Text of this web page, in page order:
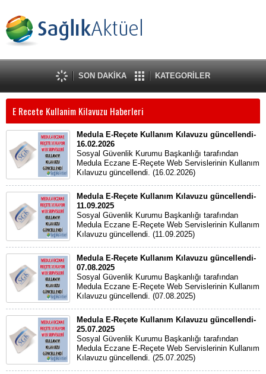
SON DAKİKA KATEGORİLER
E Recete Kullanim Kilavuzu Haberleri
Medula E-Reçete Kullanım Kılavuzu güncellendi-
16.02.2026
Sosyal Güvenlik Kurumu Başkanlığı tarafından
Medula Eczane E-Reçete Web Servislerinin Kullanım
Kılavuzu güncellendi. (16.02.2026)
Medula E-Reçete Kullanım Kılavuzu güncellendi-
11.09.2025
Sosyal Güvenlik Kurumu Başkanlığı tarafından
Medula Eczane E-Reçete Web Servislerinin Kullanım
Kılavuzu güncellendi. (11.09.2025)
Medula E-Reçete Kullanım Kılavuzu güncellendi-
07.08.2025
Sosyal Güvenlik Kurumu Başkanlığı tarafından
Medula Eczane E-Reçete Web Servislerinin Kullanım
Kılavuzu güncellendi. (07.08.2025)
Medula E-Reçete Kullanım Kılavuzu güncellendi-
25.07.2025
Sosyal Güvenlik Kurumu Başkanlığı tarafından
Medula Eczane E-Reçete Web Servislerinin Kullanım
Kılavuzu güncellendi. (25.07.2025)